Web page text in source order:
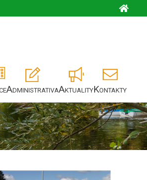
AdministrativaAktualityKontakty